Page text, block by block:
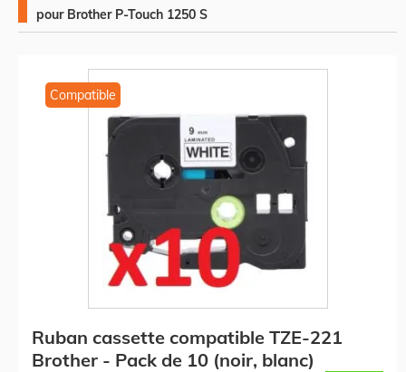
pour Brother P-Touch 1250 S
Compatible
Ruban cassette compatible TZE-221
Brother - Pack de 10 (noir, blanc)